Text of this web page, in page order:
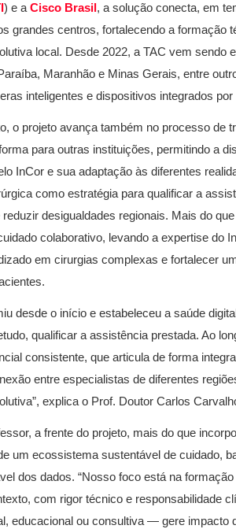
) e a Cisco Brasil, a solução conecta, em
grandes centros, fortalecendo a formação
local. Desde 2022, a TAC vem sendo
Maranhão e Minas Gerais, entre
inteligentes e dispositivos integrados
o projeto avança também no processo de
para outras instituições, permitindo a
InCor e sua adaptação às diferentes
como estratégia para qualificar a
desigualdades regionais. Mais do
colaborativo, levando a expertise do
em cirurgias complexas e fortalecer
desde o início e estabeleceu a saúde
qualificar a assistência prestada. Ao
consistente, que articula de forma
entre especialistas de diferentes
explica o Prof. Doutor Carlos
a frente do projeto, mais do que
um ecossistema sustentável de cuidado,
dos dados. “Nosso foco está na
com rigor técnico e responsabilidade
educacional ou consultiva — gere impacto